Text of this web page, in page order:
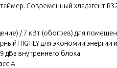
Современный хладагент
/ 7 кВт (обогрев) для
HIGHLY для экономии энергии
дБа внутреннего блока
A